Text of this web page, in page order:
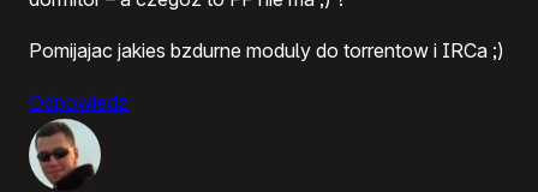
Pomijajac jakies bzdurne moduly do torrentow i IRCa ;)
Odpowiedz